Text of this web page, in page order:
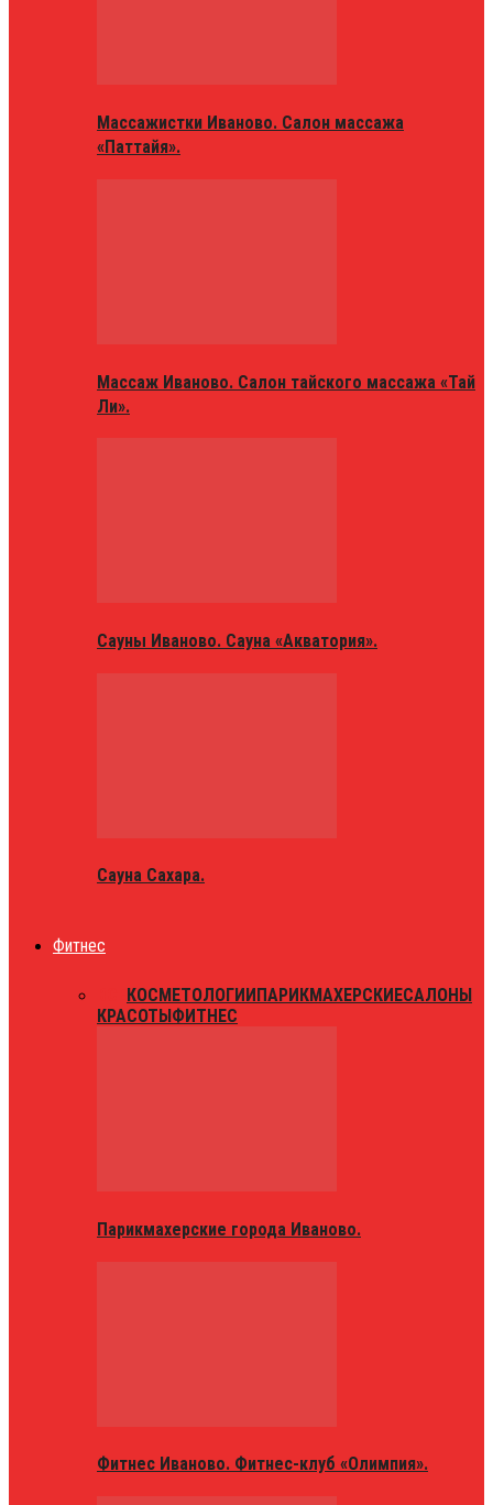
Массажистки Иваново. Салон массажа
«Паттайя».
Массаж Иваново. Салон тайского массажа «Тай
Ли».
Сауны Иваново. Сауна «Акватория».
Сауна Сахара.
Фитнес
КОСМЕТОЛОГИИПАРИКМАХЕРСКИЕСАЛОНЫ
КРАСОТЫФИТНЕС
Парикмахерские города Иваново.
Фитнес Иваново. Фитнес-клуб «Олимпия».